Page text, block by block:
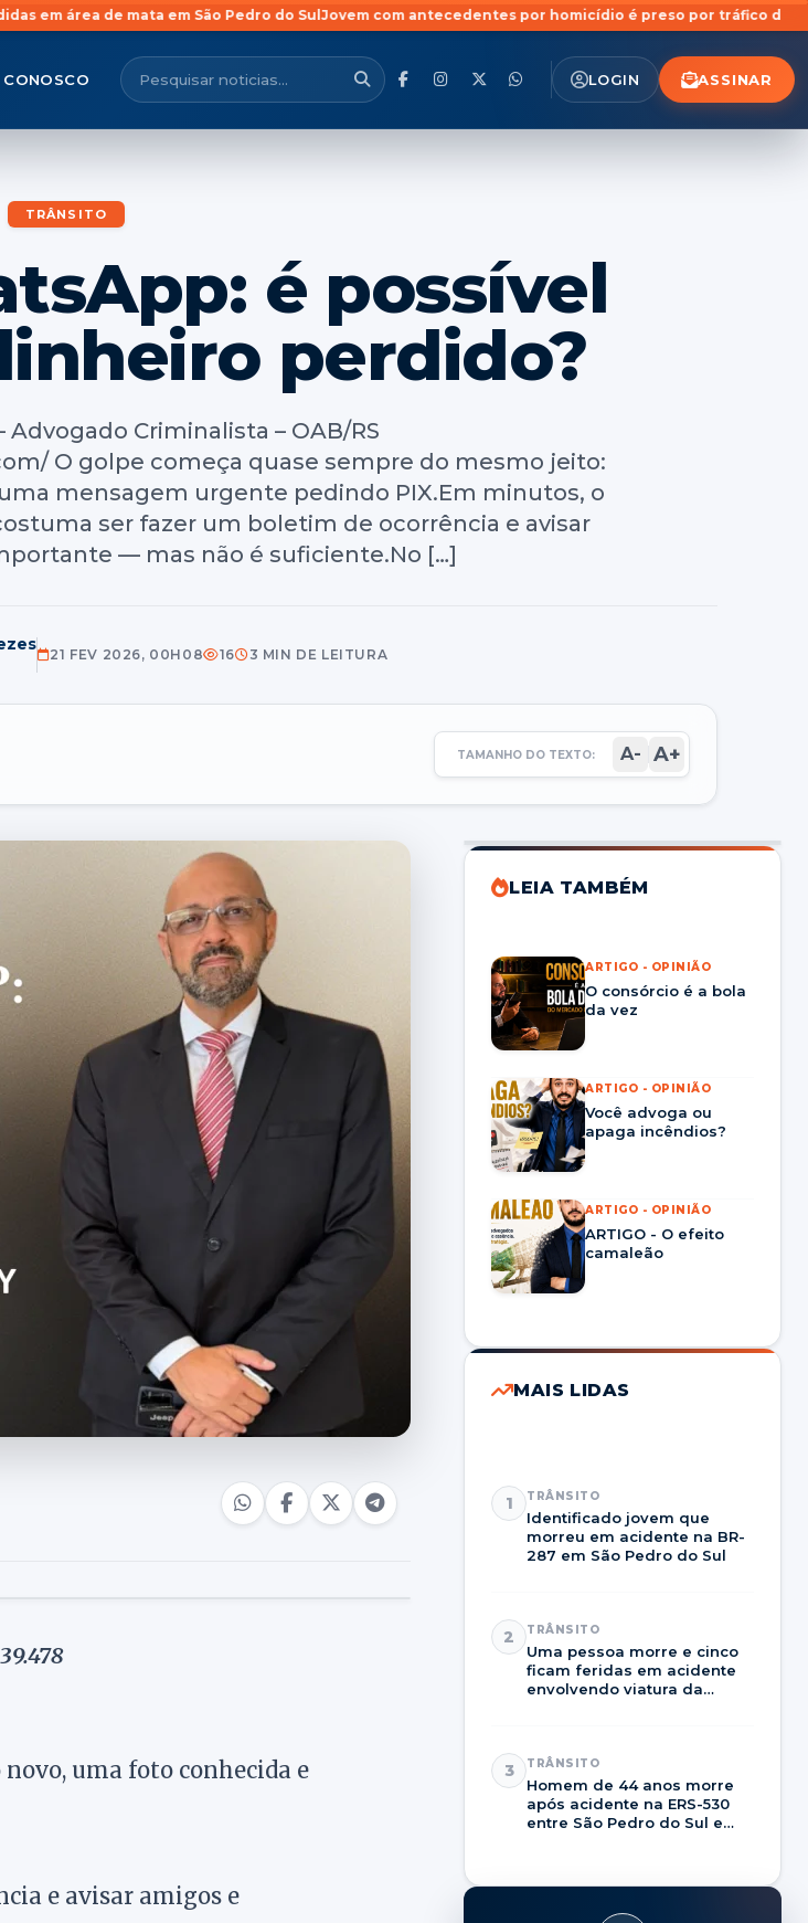
em São Pedro do SulJovem com antecedentes por homicídio é preso por tráfico de drogas no bairro
CONOSCO LOGIN ASSINAR
TRÂNSITO
é possível
perdido?
Advogado Criminalista – OAB/RS
O golpe começa quase sempre do mesmo jeito:
mensagem urgente pedindo PIX.Em minutos, o
ser fazer um boletim de ocorrência e avisar
— mas não é suficiente.No […]
21 FEV 2026, 00H08 16 3 MIN DE LEITURA
TAMANHO DO TEXTO: A- A+
uma foto conhecida e
e avisar amigos e
LEIA TAMBÉM
ARTIGO - OPINIÃO
O consórcio é a bola
da vez
ARTIGO - OPINIÃO
Você advoga ou
apaga incêndios?
ARTIGO - OPINIÃO
ARTIGO - O efeito
camaleão
MAIS LIDAS
1 TRÂNSITO
Identificado jovem que
morreu em acidente na BR-
287 em São Pedro do Sul
2 TRÂNSITO
Uma pessoa morre e cinco
ficam feridas em acidente
envolvendo viatura da
3 TRÂNSITO
Homem de 44 anos morre
após acidente na ERS-530
entre São Pedro do Sul e